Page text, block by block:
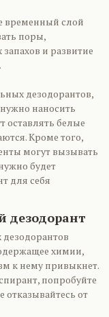
временный слой
поры,
и развитие
дезодорантов,
наносить
оставлять белые
Кроме того,
могут вызывать
будет
для себя
дезодорант
химии,
к нему привыкнет.
попробуйте
отказывайтесь от